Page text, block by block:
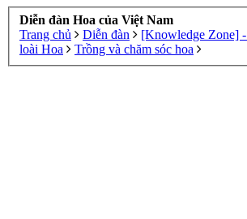
Diễn đàn Hoa của Việt Nam
Trang chủ
Diễn đàn
[Knowledge Zone]
loài Hoa
Trồng và chăm sóc hoa